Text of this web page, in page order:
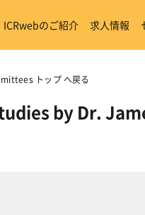
ICRwebのご紹介 求人情報
トップ へ戻る
by Dr.